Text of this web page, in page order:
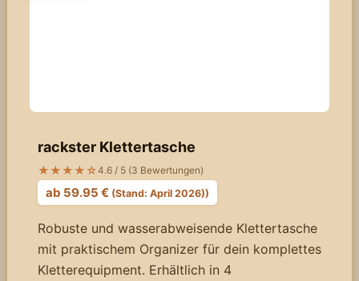
rackster Klettertasche
★★★★☆4.6 / 5 (3 Bewertungen)
ab 59.95 € (Stand: April 2026))
Robuste und wasserabweisende Klettertasche
mit praktischem Organizer für dein komplettes
Kletterequipment. Erhältlich in 4